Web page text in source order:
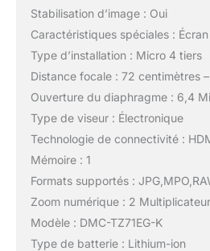
Stabilisation d’image : Oui
Caractéristiques spéciales :
Type d’installation : Micro 4 tiers
Distance focale : 72 centimètres
Ouverture du diaphragme : 6,4
Type de viseur : Électronique
Technologie de connectivité :
Mémoire : 1
Formats supportés :
Zoom numérique : 2
Modèle : DMC-TZ71EG-K
Type de batterie : Lithium-ion